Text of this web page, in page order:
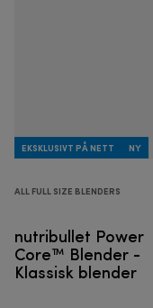
EKSKLUSIVT PÅ NETT NY
ALL FULL SIZE BLENDERS
nutribullet Power
Core™ Blender -
Klassisk blender